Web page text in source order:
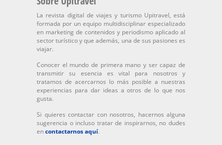
La revista digital de viajes y turismo Upitravel, está
formada por un equipo multidisciplinar especializado
en marketing de contenidos y periodismo aplicado al
sector turístico y que además, una de sus pasiones es
viajar.
Conocer el mundo de primera mano y ser capaz de
transmitir su esencia es vital para nosotros y
tratamos de acercarnos lo más posible a nuestras
experiencias para dar ideas a otros de lo que nos
gusta.
Si quieres contactar con nosotros, hacernos alguna
sugerencia o incluso tratar de inspirarnos, no dudes
encontactarnos aquí.